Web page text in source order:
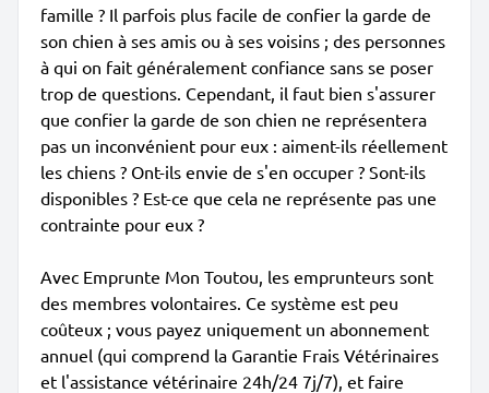
famille ? Il parfois plus facile de confier la garde de
son chien à ses amis ou à ses voisins ; des personnes
à qui on fait généralement confiance sans se poser
trop de questions. Cependant, il faut bien s'assurer
que confier la garde de son chien ne représentera
pas un inconvénient pour eux : aiment-ils réellement
les chiens ? Ont-ils envie de s'en occuper ? Sont-ils
disponibles ? Est-ce que cela ne représente pas une
contrainte pour eux ?
Avec Emprunte Mon Toutou, les emprunteurs sont
des membres volontaires. Ce système est peu
coûteux ; vous payez uniquement un abonnement
annuel (qui comprend la Garantie Frais Vétérinaires
et l'assistance vétérinaire 24h/24 7j/7), et faire